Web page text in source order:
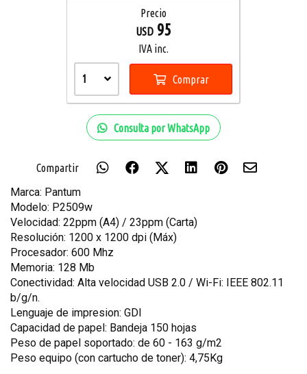
Precio
USD 95
IVA inc.
1 Comprar
Consulta por WhatsApp
Compartir
Marca: Pantum
Modelo: P2509w
Velocidad: 22ppm (A4) / 23ppm (Carta)
Resolución: 1200 x 1200 dpi (Máx)
Procesador: 600 Mhz
Memoria: 128 Mb
Conectividad: Alta velocidad USB 2.0 / Wi-Fi: IEEE 802.11
b/g/n.
Lenguaje de impresion: GDI
Capacidad de papel: Bandeja 150 hojas
Peso de papel soportado: de 60 - 163 g/m2
Peso equipo (con cartucho de toner): 4,75Kg